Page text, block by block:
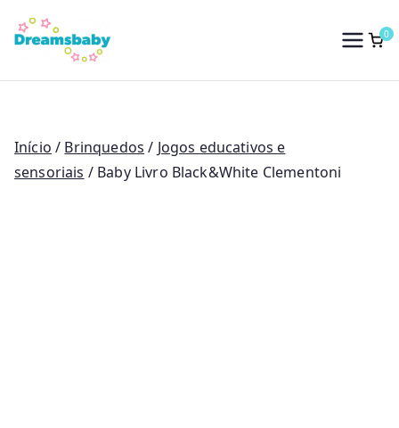
para
conteúdo
Dreams Baby
0
Início / Brinquedos / Jogos educativos e
sensoriais / Baby Livro Black&White Clementoni